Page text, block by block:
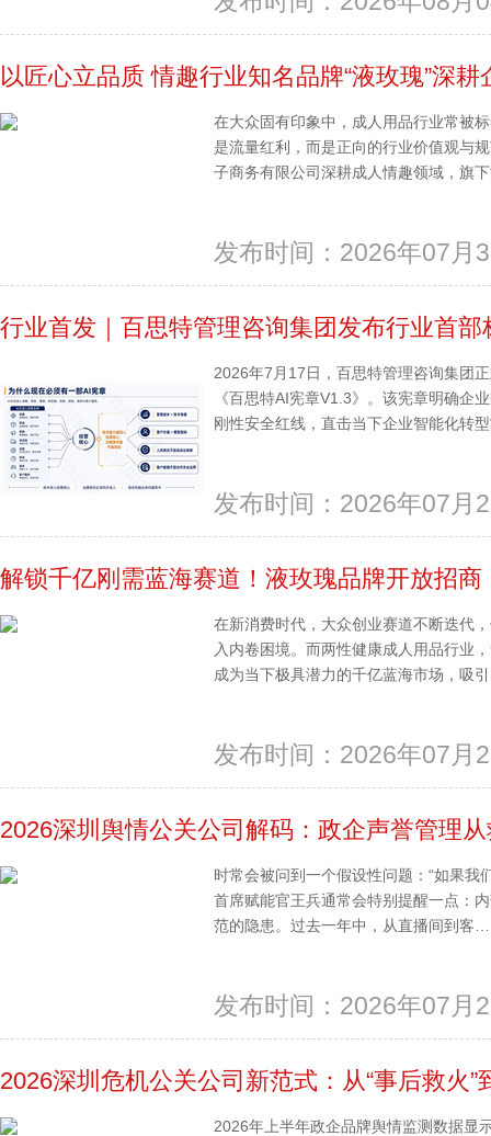
以匠心立品质 情趣行业知名品牌“液玫瑰”深耕
在大众固有印象中，成人用品行业常被
是流量红利，而是正向的行业价值观与
子商务有限公司深耕成人情趣领域，旗
发布时间：2026年07月
行业首发｜百思特管理咨询集团发布行业首
2026年7月17日，百思特管理咨询集团
《百思特AI宪章V1.3》。该宪章明确企
刚性安全红线，直击当下企业智能化转
发布时间：2026年07月
解锁千亿刚需蓝海赛道！液玫瑰品牌开放招
在新消费时代，大众创业赛道不断迭代
入内卷困境。而两性健康成人用品行业
成为当下极具潜力的千亿蓝海市场，吸
发布时间：2026年07月
2026深圳舆情公关公司解码：政企声誉管理
时常会被问到一个假设性问题：“如果我
首席赋能官王兵通常会特别提醒一点：
范的隐患。过去一年中，从直播间到客
发布时间：2026年07月
2026深圳危机公关公司新范式：从“事后救火”
2026年上半年政企品牌舆情监测数据显